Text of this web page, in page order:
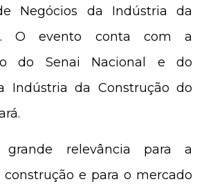
Negócios da Indústria da
O evento conta com a
do Senai Nacional e do
Indústria da Construção do
relevância para a
e para o mercado